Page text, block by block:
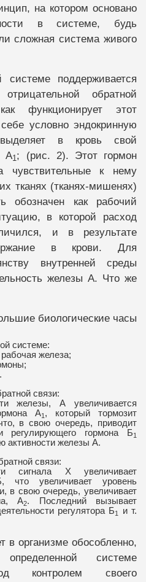
на котором основано
в системе, будь
сложная система живого
поддерживается
обратной
функционирует этот
условно эндокринную
в кровь свой
А1; (рис. 2). Этот гормон
чувствительные к нему
тканях (тканях-мишенях)
обозначен как рабочий
в которой расход
и в результате
в крови. Для
внутренней среды
железы А. Что же
системе:
железа;
связи:
железы, А увеличивается
А1 , который тормозит
в свою очередь, приводит
регулирующего гормона Б1
активности железы А.
связи:
сигнала Х увеличивает
что увеличивает уровень
и, в свою очередь, увеличивает
А2. Последний вызывает
регулятора Б1
и т.
в организме обособленно,
системе
контролем своего